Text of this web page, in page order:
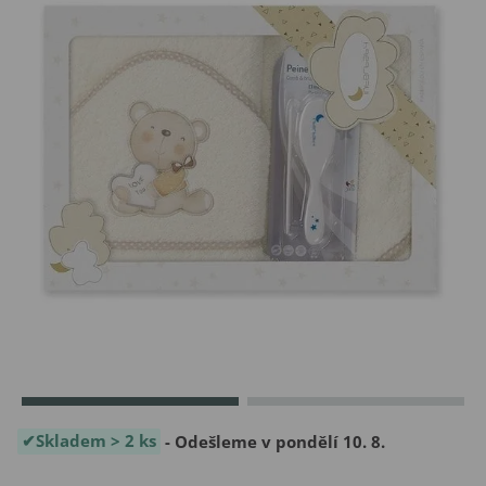
Skladem > 2 ks - Odešleme v pondělí 10. 8.